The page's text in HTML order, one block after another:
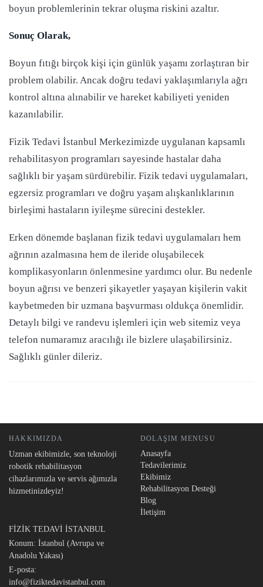
boyun problemlerinin tekrar oluşma riskini azaltır.
Sonuç Olarak,
Boyun fıtığı birçok kişi için günlük yaşamı zorlaştıran bir
problem olabilir. Ancak doğru tedavi yaklaşımlarıyla ağrı
kontrol altına alınabilir ve hareket kabiliyeti yeniden
kazanılabilir.
Fizik Tedavi İstanbul Merkezimizde uygulanan kapsamlı
rehabilitasyon programları sayesinde hastalar daha
sağlıklı bir yaşam sürdürebilir. Fizik tedavi uygulamaları,
egzersiz programları ve doğru yaşam alışkanlıklarının
birleşimi hastaların iyileşme sürecini destekler.
Erken dönemde başlanan fizik tedavi uygulamaları hem
ağrının azalmasına hem de ileride oluşabilecek
komplikasyonların önlenmesine yardımcı olur. Bu nedenle
boyun ağrısı ve benzeri şikayetler yaşayan kişilerin vakit
kaybetmeden bir uzmana başvurması oldukça önemlidir.
Detaylı bilgi ve randevu işlemleri için web sitemiz veya
telefon numaramız aracılığı ile bizlere ulaşabilirsiniz.
Sağlıklı günler dileriz.
HAKKIMIZDA
Uzman ekibimizle, son teknoloji
robotik rehabilitasyon
cihazlarımızla ve servis ağımızla
hizmetinizdeyiz!
DOLAŞIM MENUSU
Anasayfa
Tedavilerimiz
Ekibimiz
Rehabilitasyon Desteği
Blog
İletişim
FİZİK TEDAVİ İSTANBUL
Konum: İstanbul (Avrupa ve
Anadolu Yakası)
E-posta:
info@fiziktedavistanbul.com